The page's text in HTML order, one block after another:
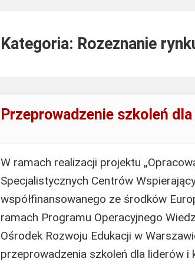
Kategoria: Rozeznanie
Przeprowadzenie szkoleń
W ramach realizacji projektu
Specjalistycznych Centrów
współfinansowanego ze środków
ramach Programu Operacyjnego
Ośrodek Rozwoju Edukacji w
przeprowadzenia szkoleń dla liderów i